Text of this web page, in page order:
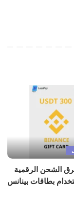
الشحن الرقمية
بطاقات بينانس